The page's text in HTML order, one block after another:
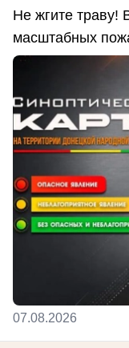
Не жгите траву!
масштабных
07.08.2026